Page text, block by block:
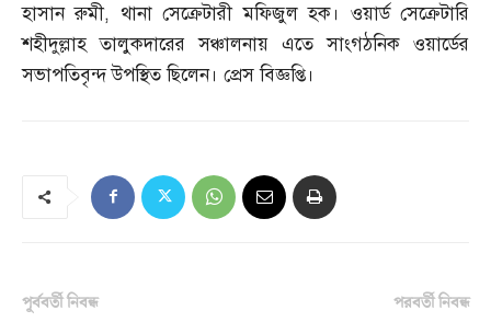
হাসান রুমী, থানা সেক্রেটারী মফিজুল হক। ওয়ার্ড সেক্রেটারি
শহীদুল্লাহ তালুকদারের সঞ্চালনায় এতে সাংগঠনিক ওয়ার্ডের
সভাপতিবৃন্দ উপস্থিত ছিলেন। প্রেস বিজ্ঞপ্তি।
পূর্ববর্তী নিবন্ধ
পরবর্তী নিবন্ধ